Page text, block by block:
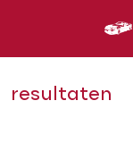
resultaten